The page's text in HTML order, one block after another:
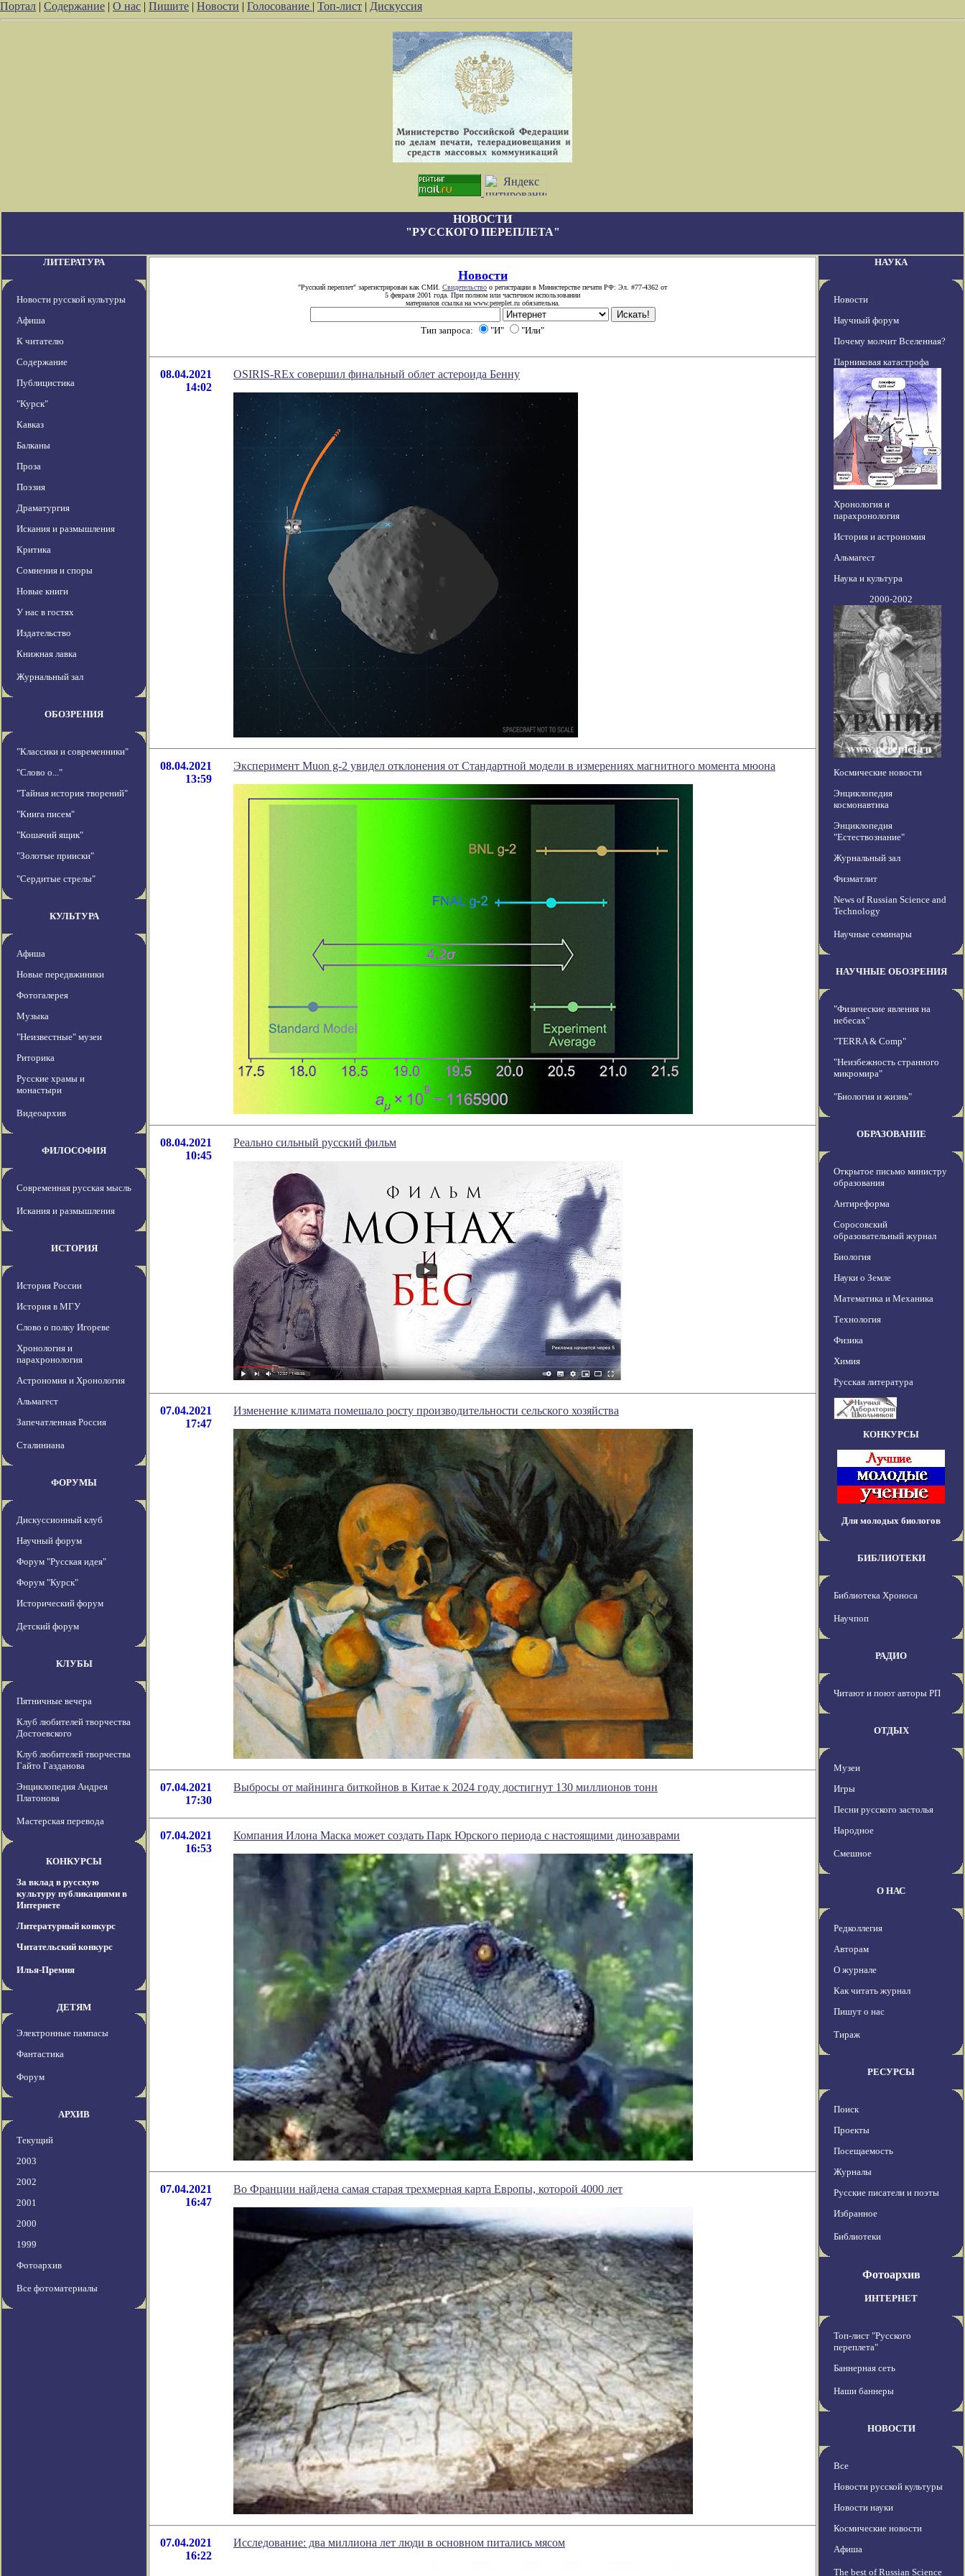
Портал | Содержание | О нас | Пишите | Новости | Голосование | Топ-лист | Дискуссия
НОВОСТИ
"РУССКОГО ПЕРЕПЛЕТА"
ЛИТЕРАТУРА
Новости русской культуры
Афиша
К читателю
Содержание
Публицистика
"Курск"
Кавказ
Балканы
Проза
Поэзия
Драматургия
Искания и размышления
Критика
Сомнения и споры
Новые книги
У нас в гостях
Издательство
Книжная лавка
Журнальный зал
ОБОЗРЕНИЯ
"Классики и современники"
"Слово о..."
"Тайная история творений"
"Книга писем"
"Кошачий ящик"
"Золотые прииски"
"Сердитые стрелы"
КУЛЬТУРА
Афиша
Новые передвжиники
Фотогалерея
Музыка
"Неизвестные" музеи
Риторика
Русские храмы и
монастыри
Видеоархив
ФИЛОСОФИЯ
Современная русская мысль
Искания и размышления
ИСТОРИЯ
История России
История в МГУ
Слово о полку Игореве
Хронология и
парахронология
Астрономия и Хронология
Альмагест
Запечатленная Россия
Сталиниана
ФОРУМЫ
Дискуссионный клуб
Научный форум
Форум "Русская идея"
Форум "Курск"
Исторический форум
Детский форум
КЛУБЫ
Пятничные вечера
Клуб любителей творчества
Достоевского
Клуб любителей творчества
Гайто Газданова
Энциклопедия Андрея
Платонова
Мастерская перевода
КОНКУРСЫ
За вклад в русскую
культуру публикациями в
Интернете
Литературный конкурс
Читательский конкурс
Илья-Премия
ДЕТЯМ
Электронные пампасы
Фантастика
Форум
АРХИВ
Текущий
2003
2002
2001
2000
1999
Фотоархив
Все фотоматериалы
Новости
"Русский переплет" зарегистрирован как СМИ. Свидетельство о регистрации в Министерстве печати РФ: Эл. #77-4362 от
5 февраля 2001 года. При полном или частичном использовании
материалов ссылка на www.pereplet.ru обязательна.
Тип запроса: "И" "Или"
08.04.2021
14:02
OSIRIS-REx совершил финальный облет астероида Бенну
08.04.2021
13:59
Эксперимент Muon g-2 увидел отклонения от Стандартной модели в измерениях магнитного момента мюона
08.04.2021
10:45
Реально сильный русский фильм
07.04.2021
17:47
Изменение климата помешало росту производительности сельского хозяйства
07.04.2021
17:30
Выбросы от майнинга биткойнов в Китае к 2024 году достигнут 130 миллионов тонн
07.04.2021
16:53
Компания Илона Маска может создать Парк Юрского периода с настоящими динозаврами
07.04.2021
16:47
Во Франции найдена самая старая трехмерная карта Европы, которой 4000 лет
07.04.2021
16:22
Исследование: два миллиона лет люди в основном питались мясом
НАУКА
Новости
Научный форум
Почему молчит Вселенная?
Парниковая катастрофа
Хронология и
парахронология
История и астрономия
Альмагест
Наука и культура
2000-2002
Космические новости
Энциклопедия
космонавтика
Энциклопедия
"Естествознание"
Журнальный зал
Физматлит
News of Russian Science and
Technology
Научные семинары
НАУЧНЫЕ ОБОЗРЕНИЯ
"Физические явления на
небесах"
"TERRA & Comp"
"Неизбежность странного
микромира"
"Биология и жизнь"
ОБРАЗОВАНИЕ
Открытое письмо министру
образования
Антиреформа
Соросовский
образовательный журнал
Биология
Науки о Земле
Математика и Механика
Технология
Физика
Химия
Русская литература
КОНКУРСЫ
Для молодых биологов
БИБЛИОТЕКИ
Библиотека Хроноса
Научпоп
РАДИО
Читают и поют авторы РП
ОТДЫХ
Музеи
Игры
Песни русского застолья
Народное
Смешное
О НАС
Редколлегия
Авторам
О журнале
Как читать журнал
Пишут о нас
Тираж
РЕСУРСЫ
Поиск
Проекты
Посещаемость
Журналы
Русские писатели и поэты
Избранное
Библиотеки
Фотоархив
ИНТЕРНЕТ
Топ-лист "Русского
переплета"
Баннерная сеть
Наши баннеры
НОВОСТИ
Все
Новости русской культуры
Новости науки
Космические новости
Афиша
The best of Russian Science